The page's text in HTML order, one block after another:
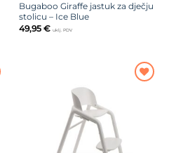
Bugaboo Giraffe jastuk za dječju
stolicu – Ice Blue
49,95 € uklj. PDV